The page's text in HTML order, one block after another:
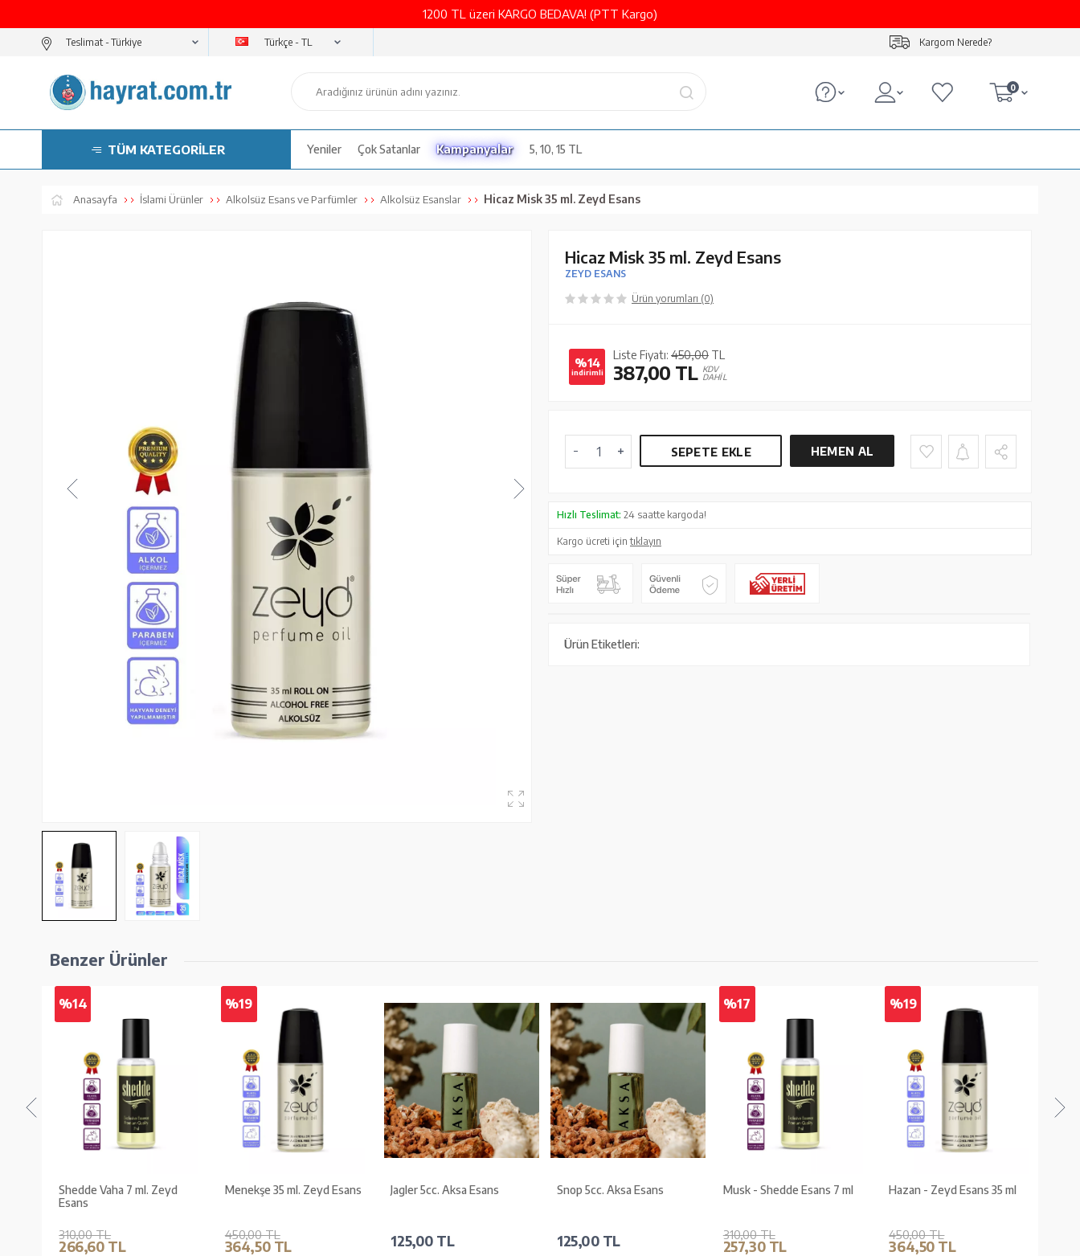
1200 TL üzeri KARGO BEDAVA! (PTT Kargo)
Teslimat - Türkçe - TL Kargom Nerede?
0
TÜM KATEGORİLER Yeniler Çok Satanlar Kampanyalar 5, 10, 15 TL
Anasayfa İslami Ürünler Alkolsüz Esans ve Parfümler Alkolsüz Esanslar Hicaz Misk 35 ml. Zeyd Esans
Hicaz Misk 35 ml. Zeyd Esans
ZEYD ESANS
Ürün yorumları (0)
%14
indirimli
Liste Fiyatı: 450,00 TL
387,00 TL KDV
DAHİL
SEPETE EKLE HEMEN AL
Hızlı Teslimat: 24 saatte kargoda!
Kargo ücreti içintıklayın
Ürün Etiketleri:
Benzer Ürünler
%14
Shedde Vaha 7 ml. Zeyd
Esans
310,00 TL
266,60 TL
%19
Menekşe 35 ml. Zeyd Esans
450,00 TL
364,50 TL
Jagler 5cc. Aksa Esans
125,00 TL
Snop 5cc. Aksa Esans
125,00 TL
%17
Musk - Shedde Esans 7 ml
310,00 TL
257,30 TL
%19
Hazan - Zeyd Esans 35 ml
450,00 TL
364,50 TL